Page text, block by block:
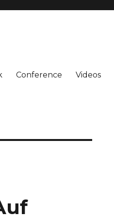
Conference Videos